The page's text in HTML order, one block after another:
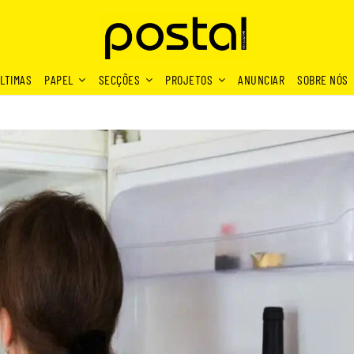
PAPEL SECÇÕES PROJETOS ANUNCIAR SOBRE NÓS